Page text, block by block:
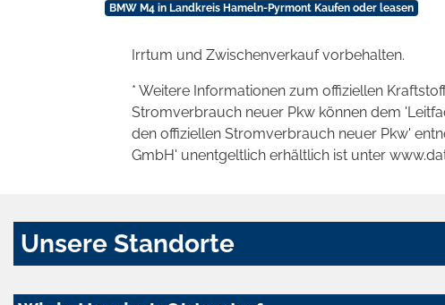
BMW M4 in Landkreis Hameln-Pyrmont Kaufen oder leasen
Irrtum und Zwischenverkauf vorbehalten.
* Weitere Informationen zum offiziellen
Stromverbrauch neuer Pkw können dem
den offiziellen Stromverbrauch neuer Pkw'
GmbH' unentgeltlich erhältlich ist unter
Unsere Standorte